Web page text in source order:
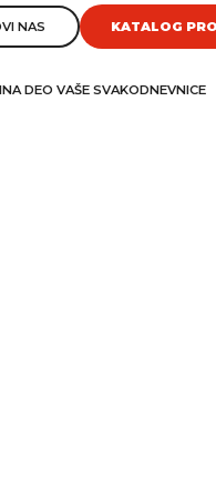
NAS KATALOG
DEO VAŠE SVAKODNEVNICE